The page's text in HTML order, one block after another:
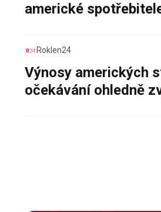
americké
Roklen24
Výnosy amerických
očekávání ohledně